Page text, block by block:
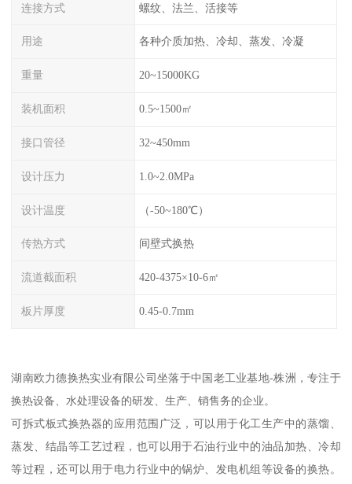
连接方式 螺纹、法兰、活接等
用途 各种介质加热、冷却、蒸发、冷凝
重量 20~15000KG
装机面积 0.5~1500㎡
接口管径 32~450mm
设计压力 1.0~2.0MPa
设计温度 （-50~180℃）
传热方式 间壁式换热
流道截面积 420-4375×10-6㎡
板片厚度 0.45-0.7mm
湖南欧力德换热实业有限公司坐落于中国老工业基地-株洲，专注于
换热设备、水处理设备的研发、生产、销售务的企业。
可拆式板式换热器的应用范围广泛，可以用于化工生产中的蒸馏、
蒸发、结晶等工艺过程，也可以用于石油行业中的油品加热、冷却
等过程，还可以用于电力行业中的锅炉、发电机组等设备的换热。